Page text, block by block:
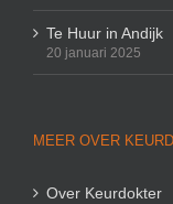
Te Huur in Andijk
20 januari 2025
MEER OVER
Over Keurdokter